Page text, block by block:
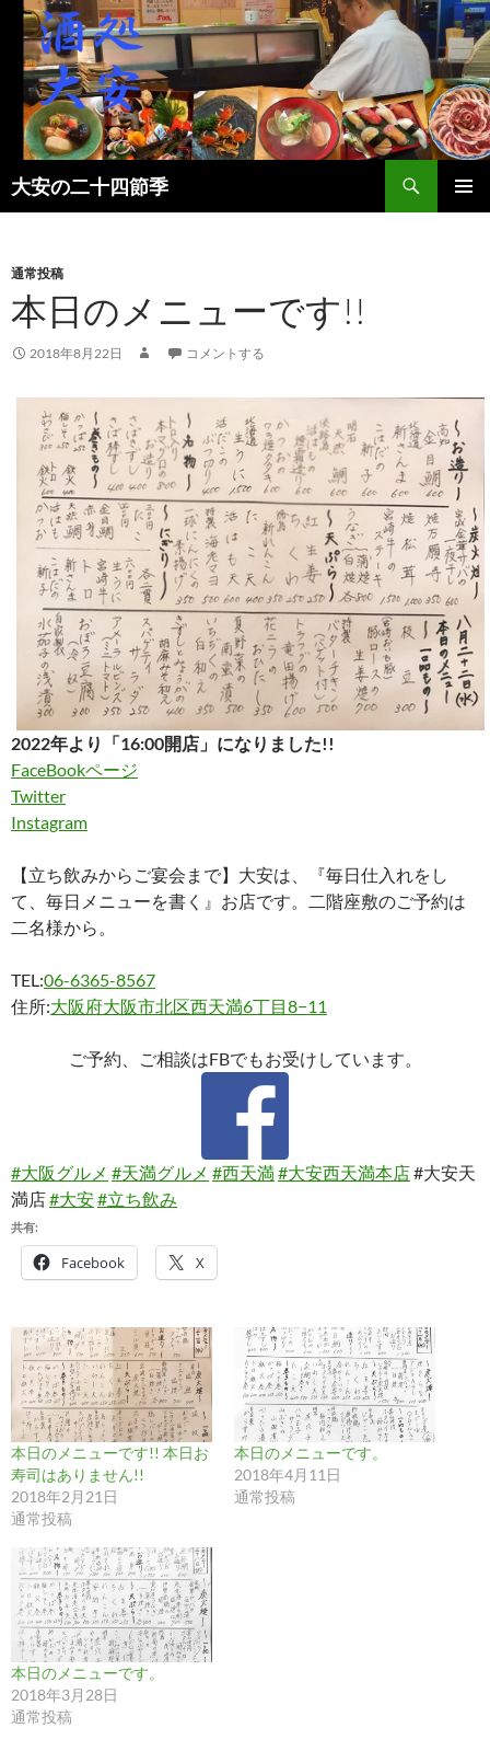
大安の二十四節季
検
索
ン
へ
キ
通常投稿
本日のメニューです!!
2018年8月22日 コメントする
2022年より「16:00開店」になりました!!
FaceBookページ
Twitter
Instagram
【立ち飲みからご宴会まで】大安は、『毎日仕入れをし
て、毎日メニューを書く』お店です。二階座敷のご予約は
二名様から。
TEL:06-6365-8567
住所:大阪府大阪市北区西天満6丁目8−11
ご予約、ご相談はFBでもお受けしています。
#大阪グルメ #天満グルメ #西天満#大安西天満本店#大安天
満店#大安#立ち飲み
共有:
Facebook X
本日のメニューです!! 本日お
寿司はありません!!
2018年2月21日
通常投稿
本日のメニューです。
2018年4月11日
通常投稿
本日のメニューです。
2018年3月28日
通常投稿